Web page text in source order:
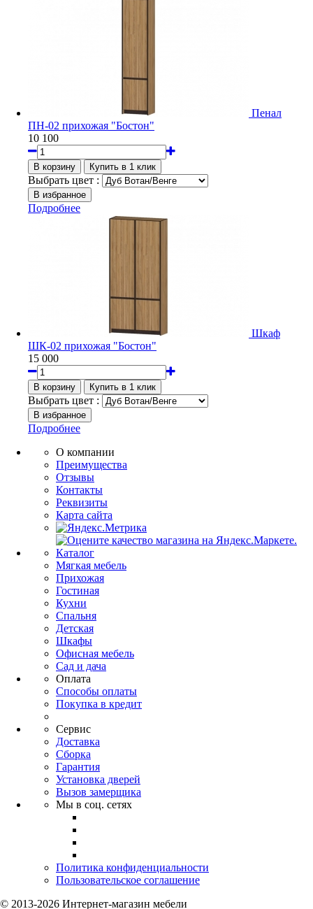
Пенал
ПН-02 прихожая "Бостон"
10 100
Выбрать цвет :
Подробнее
Шкаф
ШК-02 прихожая "Бостон"
15 000
Выбрать цвет :
Подробнее
О компании
Преимущества
Отзывы
Контакты
Реквизиты
Карта сайта
Каталог
Мягкая мебель
Прихожая
Гостиная
Кухни
Спальня
Детская
Шкафы
Офисная мебель
Сад и дача
Оплата
Способы оплаты
Покупка в кредит
Сервис
Доставка
Сборка
Гарантия
Установка дверей
Вызов замерщика
Мы в соц. сетях
Политика конфиденциальности
Пользовательское соглашение
© 2013-2026 Интернет-магазин мебели